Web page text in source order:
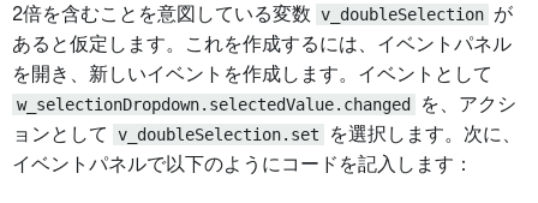
2倍を含むことを意図している変数 v_doubleSelection が
あると仮定します。これを作成するには、イベントパネル
を開き、新しいイベントを作成します。イベントとして
w_selectionDropdown.selectedValue.changed
を、アクシ
ョンとして
v_doubleSelection.set
を選択します。次に、
イベントパネルで以下のようにコードを記入します：